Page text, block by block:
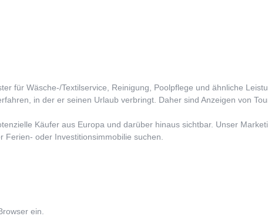
für Wäsche-/Textilservice, Reinigung, Poolpflege und ähnliche
in der er seinen Urlaub verbringt. Daher sind Anzeigen von
Käufer aus Europa und darüber hinaus sichtbar. Unser
oder Investitionsimmobilie suchen.
ein.